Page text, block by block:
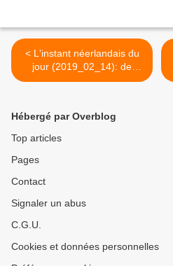
< L'instant néerlandais du
jour (2019_02_14): de
meubelmaker
Hébergé par Overblog
Top articles
Pages
Contact
Signaler un abus
C.G.U.
Cookies et données personnelles